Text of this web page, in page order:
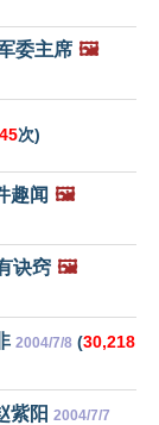
委主席 🖼️
次)
趣闻 🖼️
诀窍 🖼️
2004/7/8 (30,218
紫阳 2004/7/7